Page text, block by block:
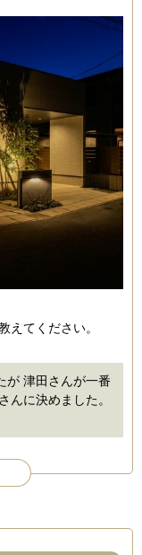
えてください。
が 津田さんが一番
んに決めました。